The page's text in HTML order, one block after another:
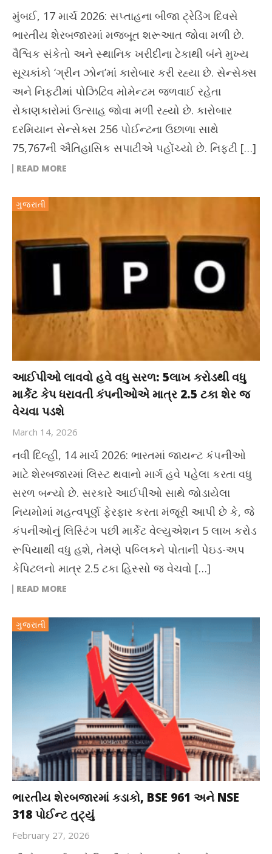
મુંબઈ, 17 માર્ચ 2026: સપ્તાહના બીજા ટ્રેડિંગ દિવસે
ભારતીય શેરબજારમાં મજબૂત શરૂઆત જોવા મળી છે.
વૈશ્વિક સંકેતો અને સ્થાનિક ખરીદીના ટેકાથી બંને મુખ્ય
સૂચકાંકો ‘ગ્રીન ઝોન’માં કારોબાર કરી રહ્યા છે. સેન્સેક્સ
અને નિફ્ટીમાં પોઝિટિવ મોમેન્ટમ જળવાઈ રહેતા
રોકાણકારોમાં ઉત્સાહ જોવા મળી રહ્યો છે. કારોબાર
દરમિયાન સેન્સેક્સ 256 પોઈન્ટના ઉછાળા સાથે
75,767ની ઐતિહાસિક સપાટીએ પહોંચ્યો છે. નિફ્ટી […]
READ MORE
ગુજરાતી
આઈપીઓ લાવવો હવે વધુ સરળ: 5લાખ કરોડથી વધુ
માર્કેટ કેપ ધરાવતી કંપનીઓએ માત્ર 2.5 ટકા શેર જ
વેચવા પડશે
March 14, 2026
નવી દિલ્હી, 14 માર્ચ 2026: ભારતમાં જાયન્ટ કંપનીઓ
માટે શેરબજારમાં લિસ્ટ થવાનો માર્ગ હવે પહેલા કરતા વધુ
સરળ બન્યો છે. સરકારે આઈપીઓ સાથે જોડાયેલા
નિયમોમાં મહત્વપૂર્ણ ફેરફાર કરતા મંજૂરી આપી છે કે, જે
કંપનીઓનું લિસ્ટિંગ પછી માર્કેટ વેલ્યુએશન 5 લાખ કરોડ
રૂપિયાથી વધુ હશે, તેમણે પબ્લિકને પોતાની પેઇડ-અપ
કેપિટલનો માત્ર 2.5 ટકા હિસ્સો જ વેચવો […]
READ MORE
ગુજરાતી
ભારતીય શેરબજારમાં કડાકો, BSE 961 અને NSE
318 પોઈન્ટ તુટ્યું
February 27, 2026